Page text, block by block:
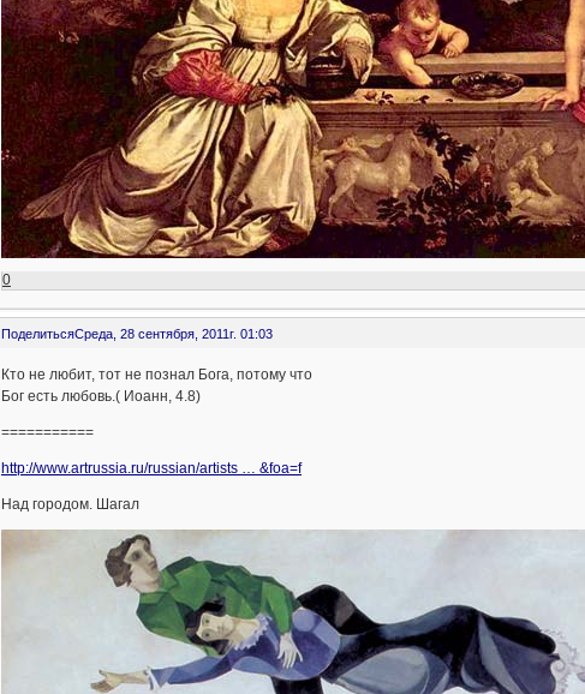
0
ПоделитьсяСреда, 28 сентября, 2011г. 01:03
Кто не любит, тот не познал Бога, потому что
Бог есть любовь.( Иоанн, 4.8)
===========
http://www.artrussia.ru/russian/artists … &foa=f
Над городом. Шагал